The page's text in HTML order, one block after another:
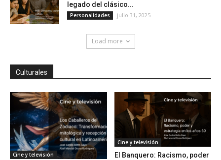
legado del clásico...
Personalidades julio 31, 2025
Load more
Culturales
Cine y televisión
Cine y televisión
El Banquero: Racismo, poder